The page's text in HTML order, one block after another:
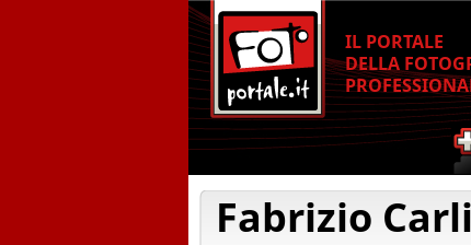
IL PORTALE
DELLA
Fabrizio